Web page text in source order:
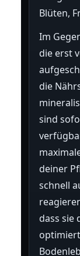
Blüten,
Im
die erst
die
sind
deiner
schnell
dass sie